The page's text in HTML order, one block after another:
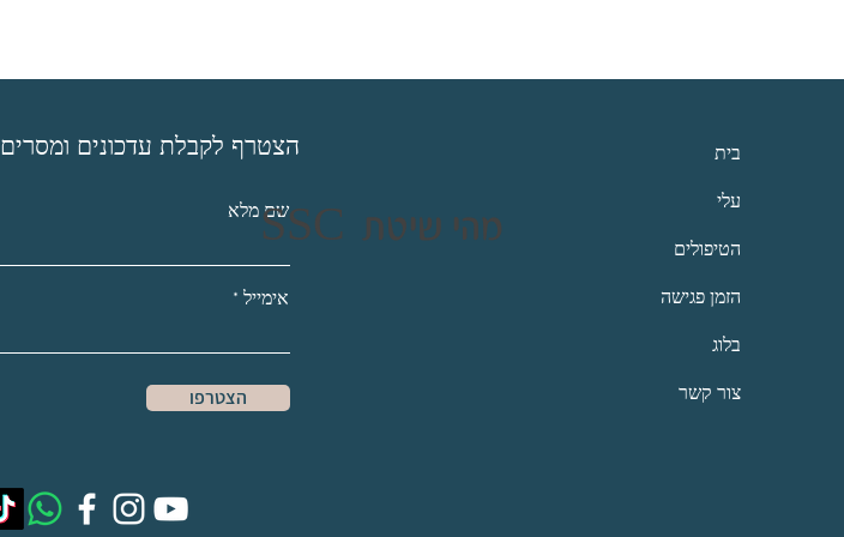
הצטרף לקבלת עדכונים ומסרים
שם מלא
אימייל
הצטרפו
בית
עלי
הטיפולים
הזמן פגישה
בלוג
צור קשר